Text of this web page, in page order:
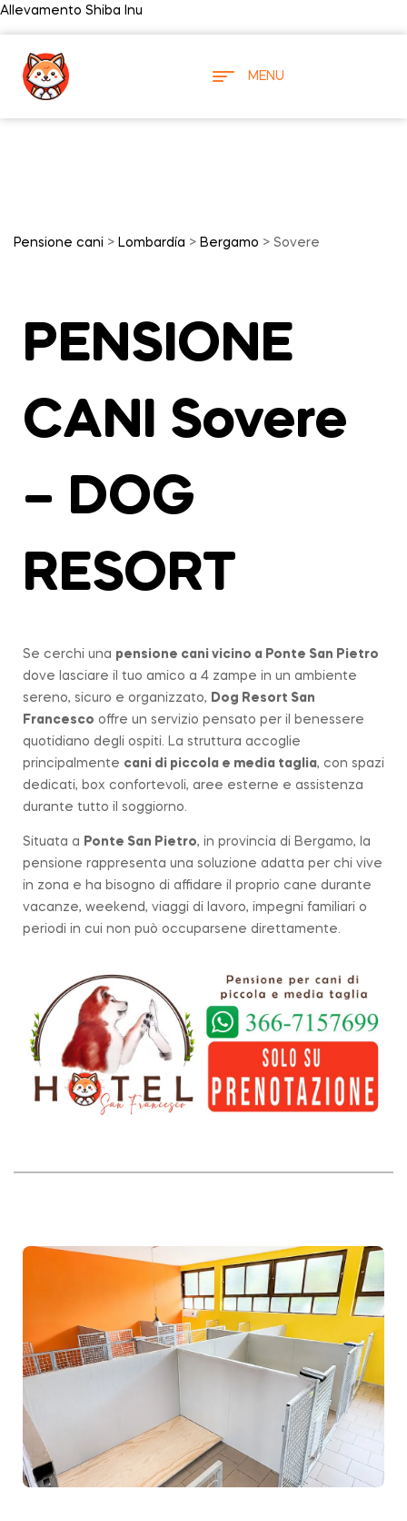
Allevamento Shiba Inu
MENU
Pensione cani > Lombardía > Bergamo > Sovere
PENSIONE
CANI Sovere
– DOG
RESORT
Se cerchi una pensione cani vicino a Ponte San Pietro
dove lasciare il tuo amico a 4 zampe in un ambiente
sereno, sicuro e organizzato, Dog Resort San
Francesco offre un servizio pensato per il benessere
quotidiano degli ospiti. La struttura accoglie
principalmente cani di piccola e media taglia, con spazi
dedicati, box confortevoli, aree esterne e assistenza
durante tutto il soggiorno.
Situata a Ponte San Pietro, in provincia di Bergamo, la
pensione rappresenta una soluzione adatta per chi vive
in zona e ha bisogno di affidare il proprio cane durante
vacanze, weekend, viaggi di lavoro, impegni familiari o
periodi in cui non può occuparsene direttamente.